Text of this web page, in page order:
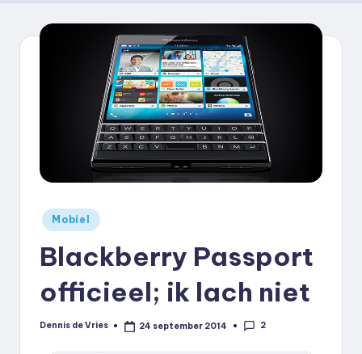
d
Geplaatst
in
Mobiel
Blackberry Passport
officieel; ik lach niet
Geplaatst
Dennis de Vries 24 september 2014 2